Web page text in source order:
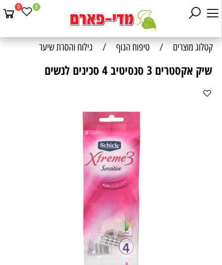
0 0
קטלוג מוצרים / טיפוח הגוף / גילוח והסרת שיער
שיק אקסטרים 3 סנסיטיב 4 סכינים לנשים